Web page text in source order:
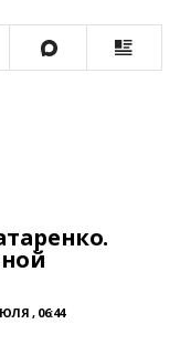
, 06:44